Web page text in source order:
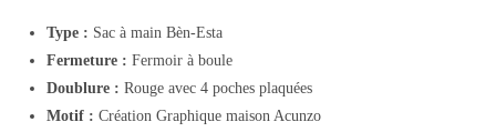
Type : Sac à main Bèn-Esta
Fermeture : Fermoir à boule
Doublure : Rouge avec 4 poches plaquées
Motif : Création Graphique maison Acunzo